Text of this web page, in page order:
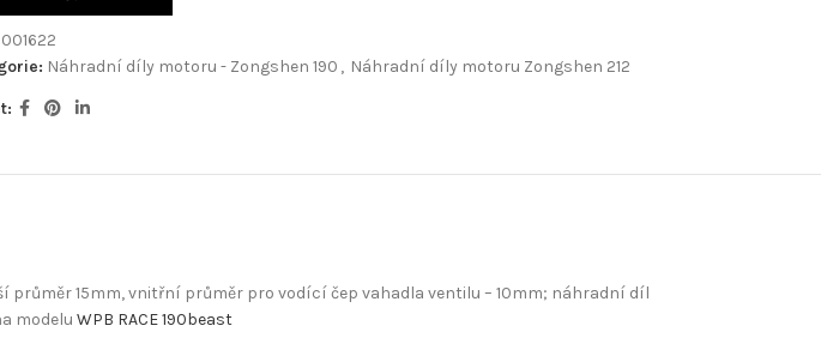
001622
Náhradní díly motoru - Zongshen 190 , Náhradní díly motoru Zongshen 212
průměr 15mm, vnitřní průměr pro vodící čep vahadla ventilu – 10mm; náhradní díl
modelu WPB RACE 190beast